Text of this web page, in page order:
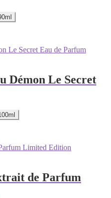
Démon Le Secret
de Parfum